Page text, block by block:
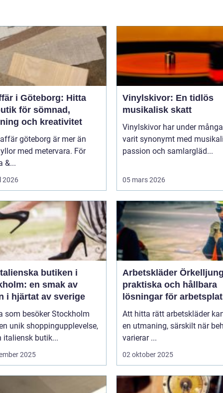
i Göteborg: Hitta
för sömnad,
och kreativitet
göteborg är mer än
med metervara. För
&...
2026
Vinylskivor: En tidlös
musikalisk skatt
Vinylskivor har under
varit synonymt med
passion och samlargläd...
05 mars 2026
butiken i
en smak av
i hjärtat av sverige
som besöker Stockholm
unik shoppingupplevelse,
italiensk butik...
2025
Arbetskläder
praktiska och hållbara
lösningar för
Att hitta rätt arbetskläder
en utmaning, särskilt när
varierar ...
02 oktober 2025